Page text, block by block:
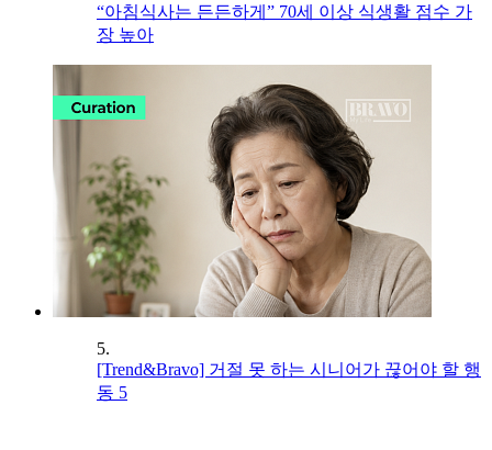
“아침식사는 든든하게” 70세 이상 식생활 점수 가
장 높아
5.
[Trend&Bravo] 거절 못 하는 시니어가 끊어야 할 행
동 5